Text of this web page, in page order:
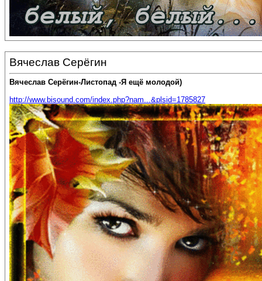
Вячеслав Серёгин
Вячеслав Серёгин-Листопад -Я ещё молодой)
http://www.bisound.com/index.php?nam...&plsid=1785827